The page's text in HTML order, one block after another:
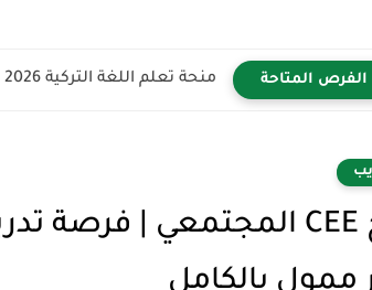
المتاحة منحة تعلم اللغة التركية 2026 | سافر إلى تركيا مجانًا...
بالكامل